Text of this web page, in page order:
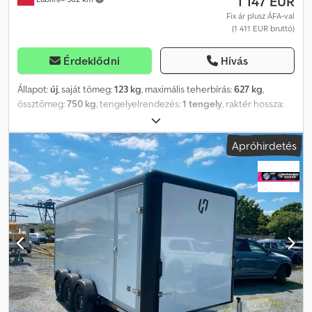
Fix ár plusz ÁFA-val
(1 411 EUR bruttó)
Érdeklődni Hívás
Állapot:új, saját tömeg:123 kg, maximális teherbírás:627 kg,
össztömeg:750 kg, tengelyelrendezés:1 tengely, raktér hossza:
, rakodótér szélesség:1 256 mm
mm, felfüggesztés:egyéb, abroncs méret:13, tengelytáv:155 mm,
szín:ezüst, Gyártási év:2023, Felszereltség:utánfutó vonófej, A
SZÁLLÍTÁS A KÖVETKEZŐ ORSZÁGOKBA LEHETSÉGES:
NÉMETORSZÁG, AUSZTRIA, FRANCIAORSZÁG, ROMÁNIA,
OLASZORSZÁG, ÍRORSZÁG, BELGIUM, CZSEHORSZÁG, DÁNIA,
HOLLANDIA. UT004184 A UNITRAILER által gyártott, 201 KIPP típusú,
személygépkocsi-utánfutó, maximális megengedett
össztömeggel (750 kg-ig), felnyitható hátsó rakodólappal
rendelkezik, így a rakodás és a kirakodás mindössze néhány perc
alatt elvégezhető! A dönthető vonórúdnak köszönhetően az
bármelyik helyen függőlegesen a hátsó rakodólapon helyezhető
el. Az összes, a vásárlással kapcsolatos teendőt elintézzük Ön
helyett. A megrendelt termék a mellékelt dokumentációval együtt
Apróhirdetés